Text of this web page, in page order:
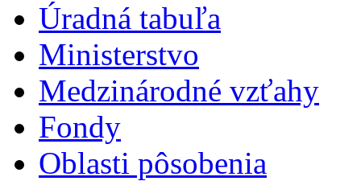
Úradná tabuľa
Ministerstvo
Medzinárodné vzťahy
Fondy
Oblasti pôsobenia